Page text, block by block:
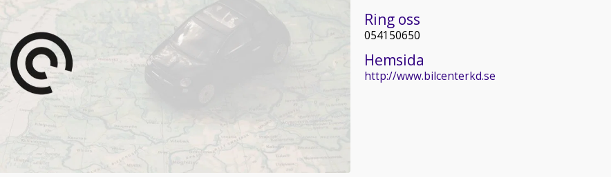
Ring oss
054150650
Hemsida
http://www.bilcenterkd.se